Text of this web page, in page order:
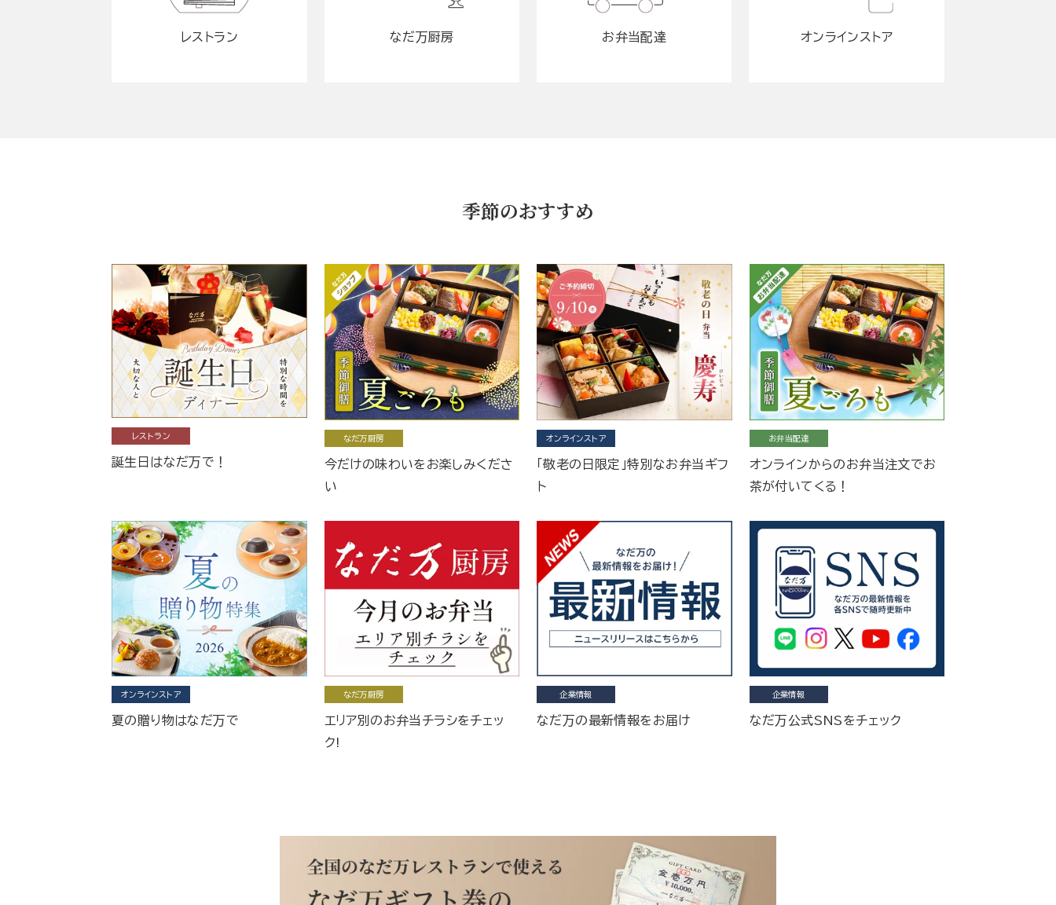
レストラン なだ万厨房 お弁当配達 オンラインストア
季節のおすすめ
レストラン
誕生日はなだ万で！
なだ万厨房
今だけの味わいをお楽しみくださ
い
オンラインストア
「敬老の日限定」特別なお弁当ギフ
ト
お弁当配達
オンラインからのお弁当注文でお
茶が付いてくる！
オンラインストア
夏の贈り物はなだ万で
なだ万厨房
エリア別のお弁当チラシをチェッ
ク!
企業情報
なだ万の最新情報をお届け
企業情報
なだ万公式SNSをチェック